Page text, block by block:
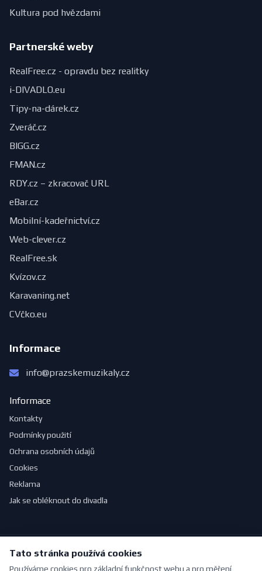
Kultura pod hvězdami
Partnerské weby
RealFree.cz - opravdu bez realitky
i-DIVADLO.eu
Tipy-na-dárek.cz
Zveráč.cz
BIGG.cz
FMAN.cz
RDY.cz – zkracovač URL
eBar.cz
Mobilní-kadeřnictví.cz
Web-clever.cz
RealFree.sk
Kvízov.cz
Karavaning.net
CVčko.eu
Informace
info@prazskemuzikaly.cz
Informace
Kontakty
Podmínky použití
Ochrana osobních údajů
Cookies
Reklama
Jak se obléknout do divadla
© 2026 PražskéMuzikály.cz. Všechna práva vyhrazena.
Vytvořeno s ❤ pro milovníky divadla | Vytvořil Pavel Jirouš
Tato stránka používá cookies
Používáme cookies pro základní funkčnost webu a pro měření